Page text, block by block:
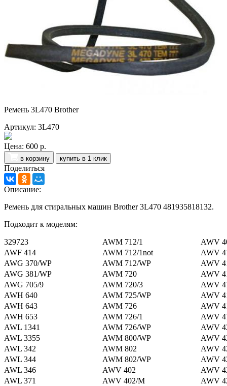
Ремень 3L470 Brother
Артикул: 3L470
Цена: 600 р.
в корзину купить в 1 клик
Поделиться
Описание:
Ремень для стиральных машин Brother 3L470 481935818132.
Подходит к моделям:
329723 AWM 712/1
AWV
AWF 414
AWM 712/1not
AWV
AWG 370/WP
AWM 712/WP
AWV
AWG 381/WP
AWM 720
AWV
AWG 705/9
AWM 720/3
AWV
AWH 640
AWM 725/WP
AWV
AWH 643
AWM 726
AWV
AWH 653
AWM 726/1
AWV
AWL 1341
AWM 726/WP
AWV
AWL 3355
AWM 800/WP
AWV
AWL 342
AWM 802
AWV
AWL 344
AWM 802/WP
AWV
AWL 346
AWV 402
AWV
AWL 371
AWV 402/M
AWV